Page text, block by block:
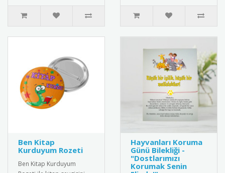
rozet..
Ben Kitap
Kurduyum Rozeti
Ben Kitap Kurduyum
Hayvanları Koruma
Günü Bilekliği -
"Dostlarımızı
Korumak Senin